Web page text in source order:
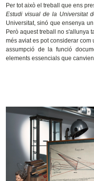
Per tot això el treball que ens
Estudi visual de la Universitat
Universitat, sinó que ensenya
Però aquest treball no s'allunya
més aviat es pot considerar
assumpció de la funció
elements essencials que